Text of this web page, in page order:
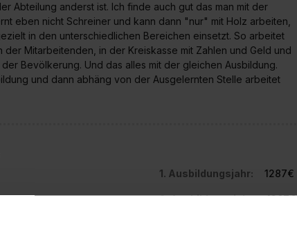
Abteilung anderst ist. Ich finde auch gut das man mit der
eben nicht Schreiner und kann dann "nur" mit Holz arbeiten,
in den unterschiedlichen Bereichen einsetzt. So arbeitet
der Mitarbeitenden, in der Kreiskasse mit Zahlen und Geld und
Bevölkerung. Und das alles mit der gleichen Ausbildung.
und dann abhäng von der Ausgelernten Stelle arbeitet
1. Ausbildungsjahr: 1287€
2. Ausbildungsjahr: 1367€